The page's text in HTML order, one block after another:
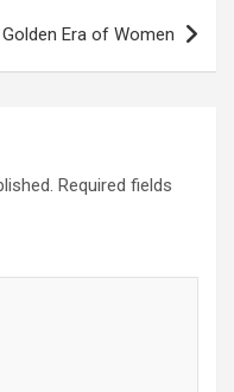
Era of Women
Required fields